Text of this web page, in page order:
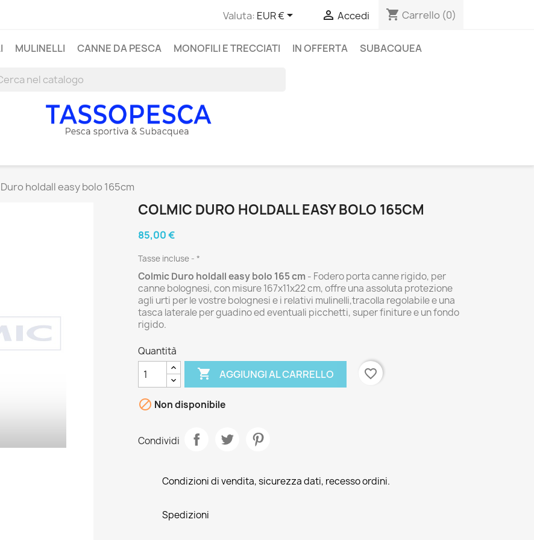
Valuta: EUR €  Accedi shopping_cart Carrello (0)
MULINELLI CANNE DA PESCA MONOFILI E TRECCIATI IN OFFERTA SUBACQUEA
holdall easy bolo 165cm
COLMIC DURO HOLDALL EASY BOLO 165CM
85,00 €
Tasse incluse *
Colmic Duro holdall easy bolo 165 cm - Fodero porta canne rigido, per
canne bolognesi, con misure 167x11x22 cm, offre una assoluta protezione
agli urti per le vostre bolognesi e i relativi mulinelli,tracolla regolabile e una
tasca laterale per guadino ed eventuali picchetti, super finiture e un fondo
rigido.
Quantità
 AGGIUNGI AL CARRELLO favorite_border
 Non disponibile
Condividi
Condizioni di vendita, sicurezza dati, recesso ordini.
Spedizioni